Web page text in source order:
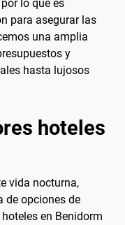
lo que es
para asegurar las
una amplia
y
hasta lujosos
hoteles
vida nocturna,
de opciones de
en Benidorm